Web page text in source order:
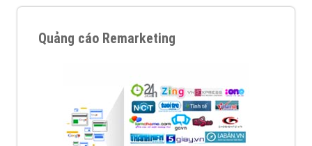
Quảng cáo Remarketing